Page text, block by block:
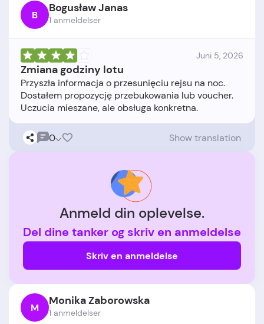
B Bogusław Janas
1 anmeldelser
Juni 5, 2026
Zmiana godziny lotu
Przyszła informacja o przesunięciu rejsu na noc.
Dostałem propozycję przebukowania lub voucher.
0 Show translation
Anmeld din oplevelse.
Del dine tanker og skriv en anmeldelse
Skriv en anmeldelse
M Monika Zaborowska
1 anmeldelser